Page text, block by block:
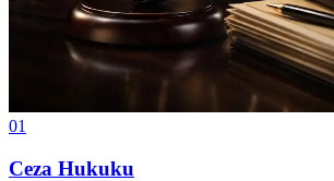
01
Ceza Hukuku